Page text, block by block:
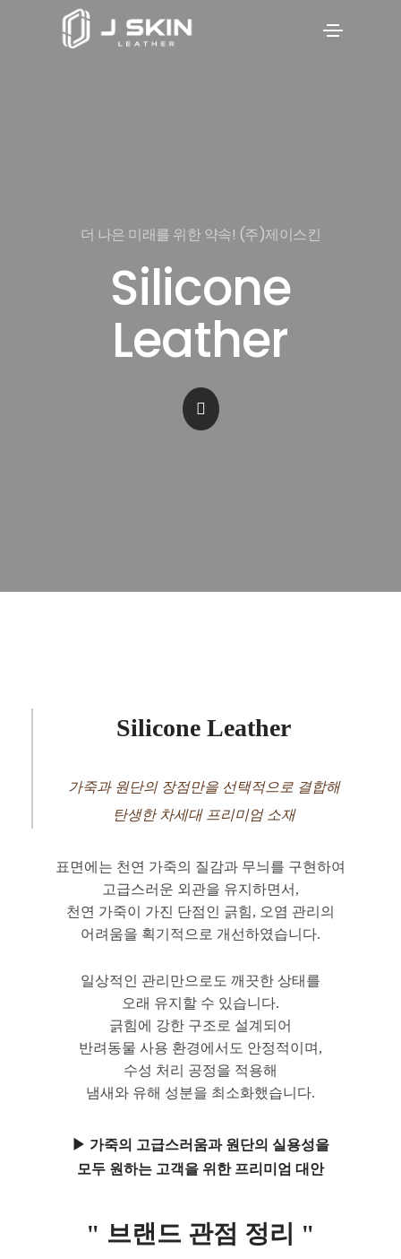
더 나은 미래를 위한 약속! (주)제이스킨
Silicone
Leather
Silicone Leather
가죽과 원단의 장점만을 선택적으로 결합해
탄생한 차세대 프리미엄 소재
표면에는 천연 가죽의 질감과 무늬를 구현하여
고급스러운 외관을 유지하면서,
천연 가죽이 가진 단점인 긁힘, 오염 관리의
어려움을 획기적으로 개선하였습니다.
일상적인 관리만으로도 깨끗한 상태를
오래 유지할 수 있습니다.
긁힘에 강한 구조로 설계되어
반려동물 사용 환경에서도 안정적이며,
수성 처리 공정을 적용해
냄새와 유해 성분을 최소화했습니다.
▶ 가죽의 고급스러움과 원단의 실용성을
모두 원하는 고객을 위한 프리미엄 대안
" 브랜드 관점 정리 "